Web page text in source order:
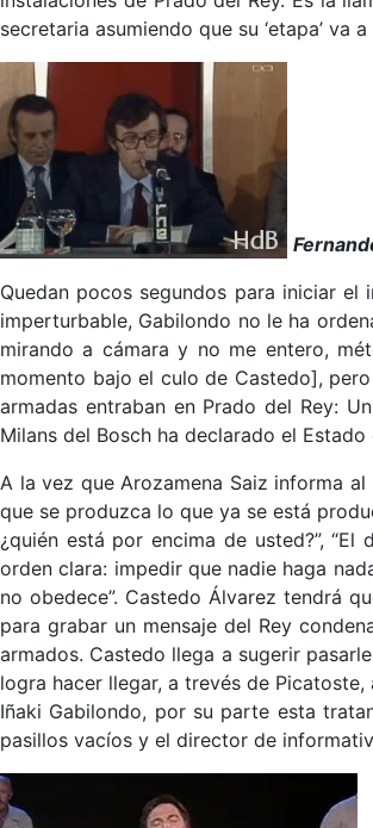
secretaria asumiendo que su ‘etapa’
Quedan pocos segundos para iniciar el
imperturbable, Gabilondo no le ha
mirando a cámara y no me entero,
momento bajo el culo de Castedo],
armadas entraban en Prado del Rey:
Milans del Bosch ha declarado el
A la vez que Arozamena Saiz informa
que se produzca lo que ya se está
¿quién está por encima de usted?”,
orden clara: impedir que nadie haga
no obedece”. Castedo Álvarez tendrá
para grabar un mensaje del Rey
armados. Castedo llega a sugerir
logra hacer llegar, a trevés de
Iñaki Gabilondo, por su parte esta
pasillos vacíos y el director de